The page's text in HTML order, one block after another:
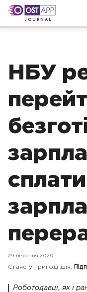
JOURNAL
НБУ
29 березня 2020
Стане у пригоді для:
Роботодавці, як і